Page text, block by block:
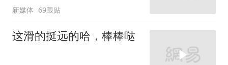
新媒体 69跟贴
这滑的挺远的哈，棒棒哒